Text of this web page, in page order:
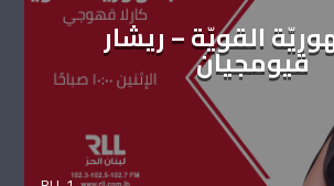
القويّة – ريشار
قيومجيان